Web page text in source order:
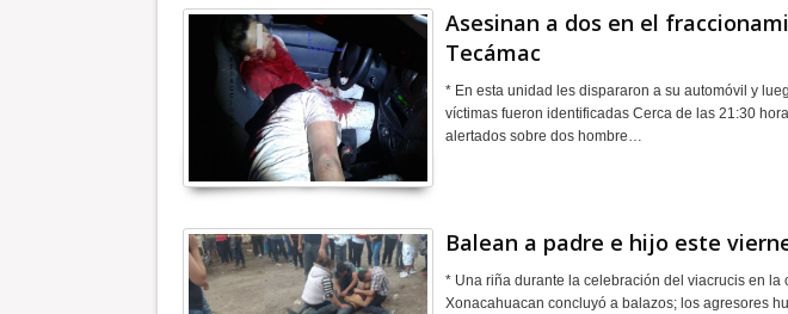
Asesinan a dos en el
Tecámac
* En esta unidad les dispararon a su automóvil y
víctimas fueron identificadas Cerca de las 21:30
alertados sobre dos hombre…
Balean a padre e hijo este
* Una riña durante la celebración del viacrucis en la
Xonacahuacan concluyó a balazos; los agresores